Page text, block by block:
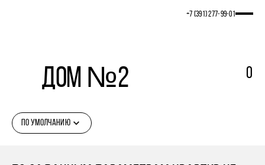
+7 (391) 277‒99‒01
Дом №2 0
ПО УМОЛЧАНИЮ